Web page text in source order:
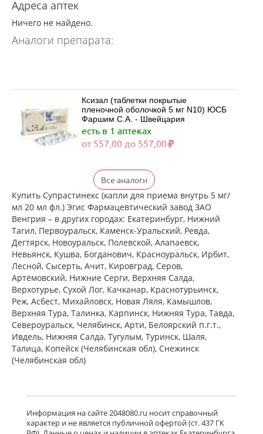
Адреса аптек
Ничего не найдено.
Аналоги препарата:
Ксизал (таблетки покрытые
пленочной оболочкой 5 мг N10) ЮСБ
Фаршим С.А. - Швейцария
есть в 1 аптеках
от 557,00 до 557,00
Ксизал (таблетки покрытые
пленочной оболочкой 5 мг N14) ЮСБ
Фаршим С.А. - Швейцария
есть в 1 аптеках
от 727,00 до 727,00
Ксизал (таблетки покрытые
пленочной оболочкой 5 мг N7) ЮСБ
Фаршим С.А. - Швейцария
есть в 1 аптеках
от 442,00 до 442,00
Ксизал (капли для приема внутрь 5
мг/мл 10 мл, флакон-капельница)
ЮСБ Фаршим С.А., Эйсика
Фармасьютикалз С.р.Л. - Италия
есть в 1 аптеках
Гленцет (таблетки покрытые
пленочной оболочкой 5 мг N10)
Гленмарк Дженерикс Лимитед -
Индия
Все аналоги
Купить Супрастинекс (капли для приема внутрь 5 мг/
мл 20 мл фл.) Эгис Фармацевтический завод ЗАО
Венгрия – в других городах: Екатеринбург, Нижний
Тагил, Первоуральск, Каменск-Уральский, Ревда,
Дегтярск, Новоуральск, Полевской, Алапаевск,
Невьянск, Кушва, Богданович, Красноуральск, Ирбит,
Лесной, Сысерть, Ачит, Кировград, Серов,
Артёмовский, Нижние Cерги, Верхняя Салда,
Верхотурье, Сухой Лог, Качканар, Краснотурьинск,
Реж, Асбест, Михайловск, Новая Ляля, Камышлов,
Верхняя Тура, Талинка, Карпинск, Нижняя Тура, Тавда,
Североуральск, Челябинск, Арти, Белоярский п.г.т.,
Ивдель, Нижняя Салда, Тугулым, Туринск, Шаля,
Талица, Копейск (Челябинская обл), Снежинск
(Челябинская обл)
Информация на сайте 2048080.ru носит справочный
характер и не является публичной офертой (ст. 437 ГК